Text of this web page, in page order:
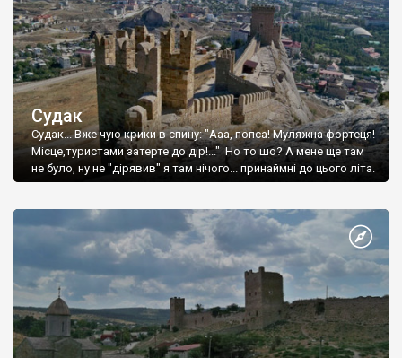
Судак
Судак... Вже чую крики в спину: "Ааа, попса! Муляжна фортеця!
Місце,туристами затерте до дір!..." Но то шо? А мене ще там
не було, ну не "дірявив" я там нічого... принаймні до цього літа.